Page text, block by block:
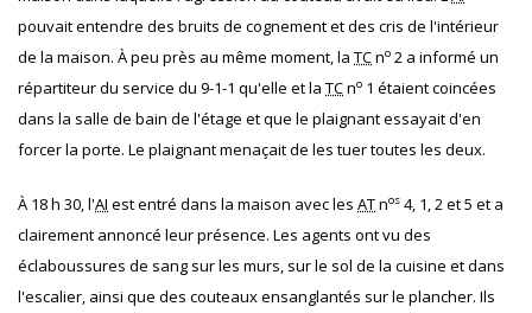
pouvait entendre des bruits de cognement et des cris de l'intérieur
de la maison. À peu près au même moment, la TCno 2 a informé un
répartiteur du service du 9-1-1 qu'elle et la TCno 1 étaient coincées
dans la salle de bain de l'étage et que le plaignant essayait d'en
forcer la porte. Le plaignant menaçait de les tuer toutes les deux.
À 18 h 30, l'AI est entré dans la maison avec les ATnos 4, 1, 2 et 5 et a
clairement annoncé leur présence. Les agents ont vu des
éclaboussures de sang sur les murs, sur le sol de la cuisine et dans
l'escalier, ainsi que des couteaux ensanglantés sur le plancher. Ils